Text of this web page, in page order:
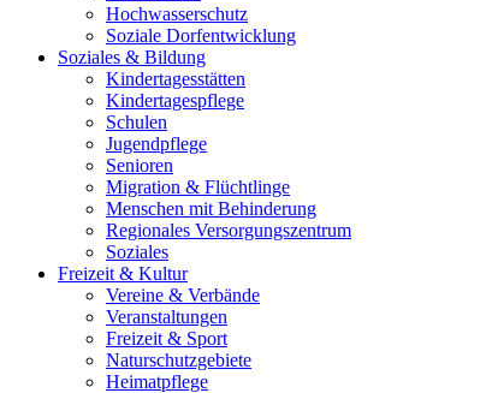
Hochwasserschutz
Soziale Dorfentwicklung
Soziales & Bildung
Kindertagesstätten
Kindertagespflege
Schulen
Jugendpflege
Senioren
Migration & Flüchtlinge
Menschen mit Behinderung
Regionales Versorgungszentrum
Soziales
Freizeit & Kultur
Vereine & Verbände
Veranstaltungen
Freizeit & Sport
Naturschutzgebiete
Heimatpflege